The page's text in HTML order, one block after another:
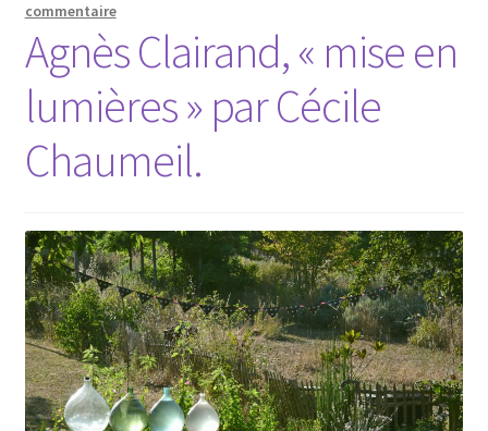
commentaire
Agnès Clairand, « mise en
lumières » par Cécile
Chaumeil.